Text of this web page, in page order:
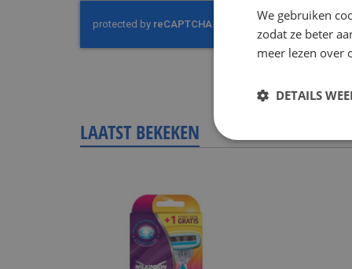
LAATST BEKEKEN
We gebruiken
zodat ze beter
meer lezen over
DETAILS